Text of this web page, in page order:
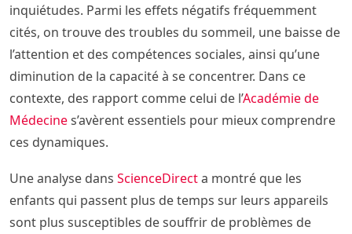
inquiétudes. Parmi les effets négatifs fréquemment
cités, on trouve des troubles du sommeil, une baisse de
l’attention et des compétences sociales, ainsi qu’une
diminution de la capacité à se concentrer. Dans ce
contexte, des rapport comme celui de l’Académie de
Médecines’avèrent essentiels pour mieux comprendre
ces dynamiques.
Une analyse dans ScienceDirecta montré que les
enfants qui passent plus de temps sur leurs appareils
sont plus susceptibles de souffrir de problèmes de